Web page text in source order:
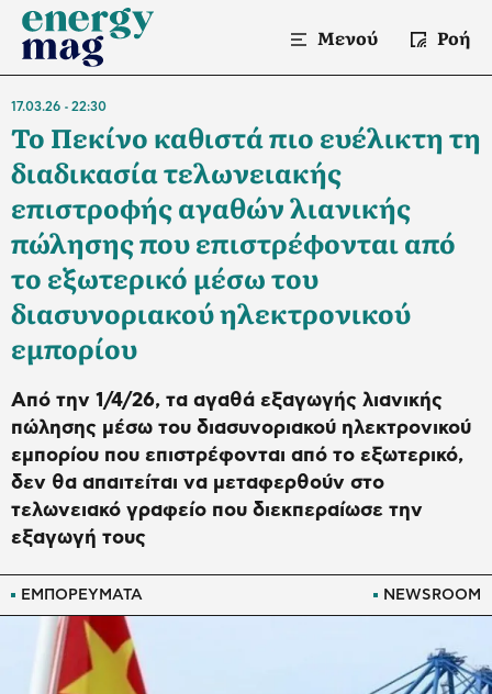
Μενού Ροή
ΕΜΠΟΡΕΥΜΑΤΑ NEWSROOM
17.03.26 22:30
Το Πεκίνο καθιστά πιο ευέλικτη τη
διαδικασία τελωνειακής
επιστροφής αγαθών λιανικής
πώλησης που επιστρέφονται από
το εξωτερικό μέσω του
διασυνοριακού ηλεκτρονικού
εμπορίου
Από την 1/4/26, τα αγαθά εξαγωγής λιανικής
πώλησης μέσω του διασυνοριακού ηλεκτρονικού
εμπορίου που επιστρέφονται από το εξωτερικό,
δεν θα απαιτείται να μεταφερθούν στο
τελωνειακό γραφείο που διεκπεραίωσε την
εξαγωγή τους